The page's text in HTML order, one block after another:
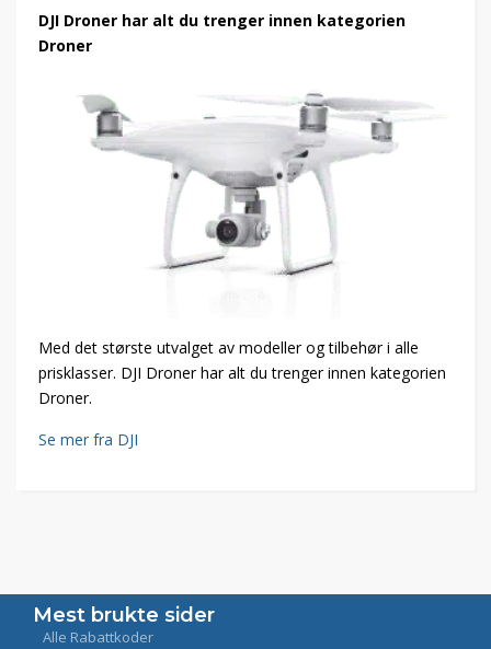
DJI Droner har alt du trenger innen kategorien
Droner
Med det største utvalget av modeller og tilbehør i alle
prisklasser. DJI Droner har alt du trenger innen kategorien
Droner.
Se mer fra DJI
Mest brukte sider
Alle Rabattkoder